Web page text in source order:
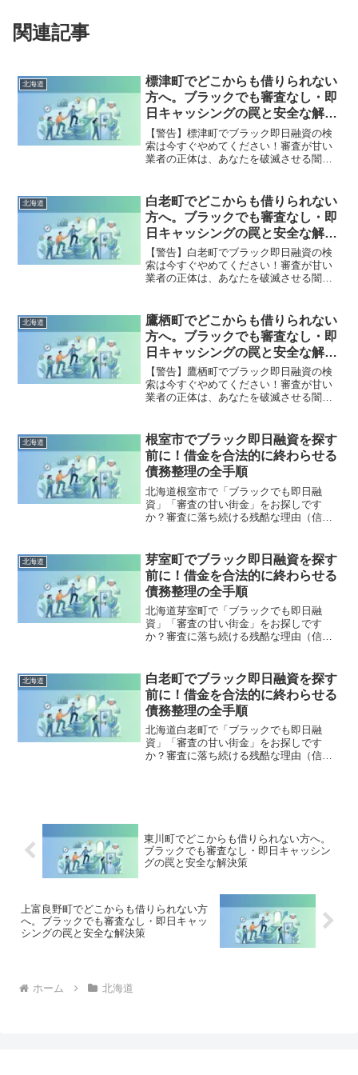
関連記事
北海道
標津町でどこからも借りられない
方へ。ブラックでも審査なし・即
日キャッシングの罠と安全な解決
策
【警告】標津町でブラック即日融資の検
索は今すぐやめてください！審査が甘い
業者の正体は、あなたを破滅させる闇金
町で違法業者を避け、借金地獄から抜け
出した方々の実体験と確実な解決策を完
全公開。
北海道
白老町でどこからも借りられない
方へ。ブラックでも審査なし・即
日キャッシングの罠と安全な解決
策
【警告】白老町でブラック即日融資の検
索は今すぐやめてください！審査が甘い
業者の正体は、あなたを破滅させる闇金
町で違法業者を避け、借金地獄から抜け
出した方々の実体験と確実な解決策を完
全公開。
北海道
鷹栖町でどこからも借りられない
方へ。ブラックでも審査なし・即
日キャッシングの罠と安全な解決
策
【警告】鷹栖町でブラック即日融資の検
索は今すぐやめてください！審査が甘い
業者の正体は、あなたを破滅させる闇金
町で違法業者を避け、借金地獄から抜け
出した方々の実体験と確実な解決策を完
全公開。
北海道
根室市でブラック即日融資を探す
前に！借金を合法的に終わらせる
債務整理の全手順
北海道根室市で「ブラックでも即日融
資」「審査の甘い街金」をお探しです
か？審査に落ち続ける残酷な理由（信用
まで徹底解説。多重債務の地獄から抜け
出し、合法的に借金を減額・免除する
「債務整理」の正しい知識と、今すぐ督
促を止める無料相談窓口をご案内しま
す。
北海道
芽室町でブラック即日融資を探す
前に！借金を合法的に終わらせる
債務整理の全手順
北海道芽室町で「ブラックでも即日融
資」「審査の甘い街金」をお探しです
か？審査に落ち続ける残酷な理由（信用
まで徹底解説。多重債務の地獄から抜け
出し、合法的に借金を減額・免除する
「債務整理」の正しい知識と、今すぐ督
促を止める無料相談窓口をご案内しま
す。
北海道
白老町でブラック即日融資を探す
前に！借金を合法的に終わらせる
債務整理の全手順
北海道白老町で「ブラックでも即日融
資」「審査の甘い街金」をお探しです
か？審査に落ち続ける残酷な理由（信用
促を止める無料相談窓口をご案内しま
す。
東川町でどこからも借りられない方へ。
ブラックでも審査なし・即日キャッシン
グの罠と安全な解決策
上富良野町でどこからも借りられない方
へ。ブラックでも審査なし・即日キャッ
シングの罠と安全な解決策
ホーム 北海道